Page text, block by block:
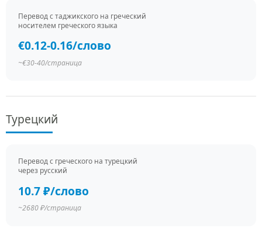
Перевод c таджикского на греческий
носителем греческого языка
€0.12-0.16/слово
~€30-40/страница
Турецкий
Перевод c греческого на турецкий
через русский
10.7 ₽/слово
~2680 ₽/страница